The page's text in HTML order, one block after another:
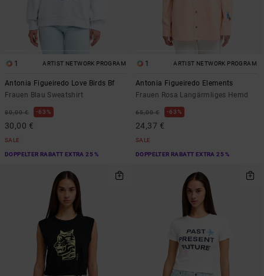
1 ARTIST NETWORK PROGRAM
Antonia Figueiredo Love Birds Bf
Frauen Blau Sweatshirt
80,00 € 63%
30,00 €
SALE
DOPPELTER RABATT EXTRA 25 %
1 ARTIST NETWORK PROGRAM
Antonia Figueiredo Elements
Frauen Rosa Langärmliges Hemd
65,00 € 63%
24,37 €
SALE
DOPPELTER RABATT EXTRA 25 %